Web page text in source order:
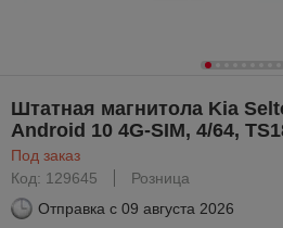
Штатная магнитола Kia
Android 10 4G-SIM, 4/64,
Под заказ
Код: 129645
Розница
Отправка с 09 августа 2026